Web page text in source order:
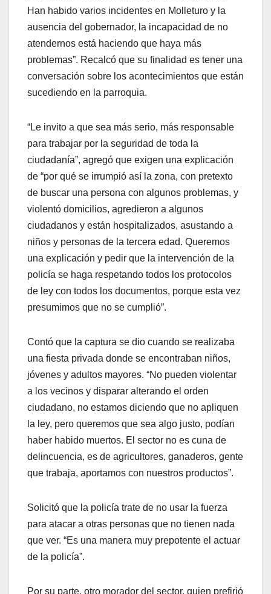
Han habido varios incidentes en Molleturo y la
ausencia del gobernador, la incapacidad de no
atendernos está haciendo que haya más
problemas”. Recalcó que su finalidad es tener una
conversación sobre los acontecimientos que están
sucediendo en la parroquia.
“Le invito a que sea más serio, más responsable
para trabajar por la seguridad de toda la
ciudadanía”, agregó que exigen una explicación
de “por qué se irrumpió así la zona, con pretexto
de buscar una persona con algunos problemas, y
violentó domicilios, agredieron a algunos
ciudadanos y están hospitalizados, asustando a
niños y personas de la tercera edad. Queremos
una explicación y pedir que la intervención de la
policía se haga respetando todos los protocolos
de ley con todos los documentos, porque esta vez
presumimos que no se cumplió”.
Contó que la captura se dio cuando se realizaba
una fiesta privada donde se encontraban niños,
jóvenes y adultos mayores. “No pueden violentar
a los vecinos y disparar alterando el orden
ciudadano, no estamos diciendo que no apliquen
la ley, pero queremos que sea algo justo, podían
haber habido muertos. El sector no es cuna de
delincuencia, es de agricultores, ganaderos, gente
que trabaja, aportamos con nuestros productos”.
Solicitó que la policía trate de no usar la fuerza
para atacar a otras personas que no tienen nada
que ver. “Es una manera muy prepotente el actuar
de la policía”.
Por su parte, otro morador del sector, quien prefirió